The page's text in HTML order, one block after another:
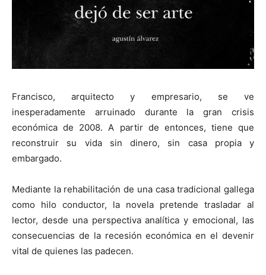
Francisco, arquitecto y empresario, se ve
inesperadamente arruinado durante la gran crisis
económica de 2008. A partir de entonces, tiene que
reconstruir su vida sin dinero, sin casa propia y
embargado.
Mediante la rehabilitación de una casa tradicional gallega
como hilo conductor, la novela pretende trasladar al
lector, desde una perspectiva analítica y emocional, las
consecuencias de la recesión económica en el devenir
vital de quienes las padecen.